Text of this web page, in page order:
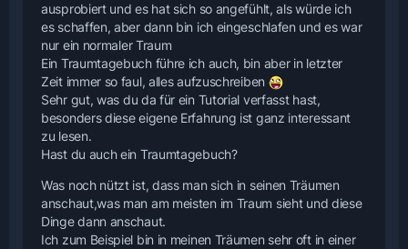
ausprobiert und es hat sich so angefühlt, als würde ich
es schaffen, aber dann bin ich eingeschlafen und es war
nur ein normaler Traum
Ein Traumtagebuch führe ich auch, bin aber in letzter
Zeit immer so faul, alles aufzuschreiben
Sehr gut, was du da für ein Tutorial verfasst hast,
besonders diese eigene Erfahrung ist ganz interessant
zu lesen.
Hast du auch ein Traumtagebuch?
Was noch nützt ist, dass man sich in seinen Träumen
anschaut,was man am meisten im Traum sieht und diese
Dinge dann anschaut.
Ich zum Beispiel bin in meinen Träumen sehr oft in einer